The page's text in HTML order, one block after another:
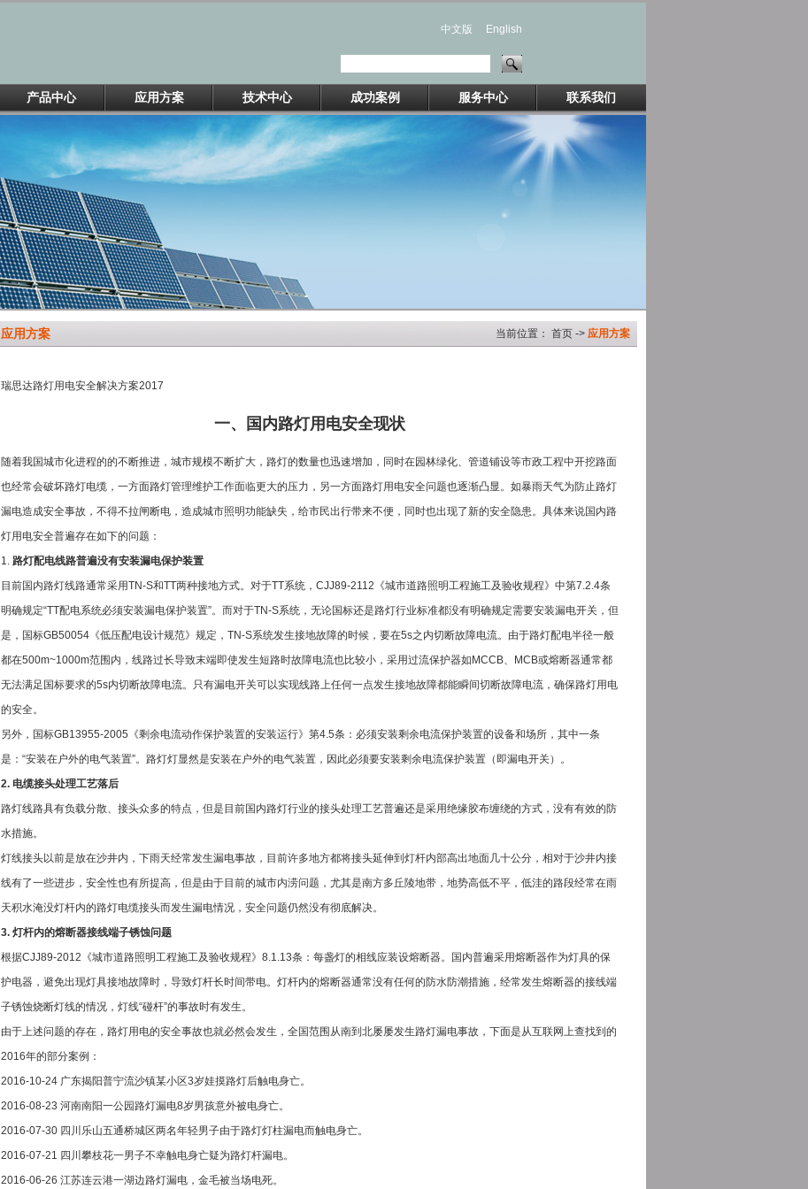
中文版 English
产品中心 应用方案 技术中心 成功案例 服务中心 联系我们
应用方案 当前位置： 首页 -> 应用方案
瑞思达路灯用电安全解决方案2017
一、国内路灯用电安全现状
随着我国城市化进程的的不断推进，城市规模不断扩大，路灯的数量也迅速增加，同时在园林绿化、管道铺设等市政工程中开挖路面
也经常会破坏路灯电缆，一方面路灯管理维护工作面临更大的压力，另一方面路灯用电安全问题也逐渐凸显。如暴雨天气为防止路灯
漏电造成安全事故，不得不拉闸断电，造成城市照明功能缺失，给市民出行带来不便，同时也出现了新的安全隐患。具体来说国内路
灯用电安全普遍存在如下的问题：
1. 路灯配电线路普遍没有安装漏电保护装置
目前国内路灯线路通常采用TN-S和TT两种接地方式。对于TT系统，CJJ89-2112《城市道路照明工程施工及验收规程》中第7.2.4条
明确规定“TT配电系统必须安装漏电保护装置”。而对于TN-S系统，无论国标还是路灯行业标准都没有明确规定需要安装漏电开关，但
是，国标GB50054《低压配电设计规范》规定，TN-S系统发生接地故障的时候，要在5s之内切断故障电流。由于路灯配电半径一般
都在500m~1000m范围内，线路过长导致末端即使发生短路时故障电流也比较小，采用过流保护器如MCCB、MCB或熔断器通常都
无法满足国标要求的5s内切断故障电流。只有漏电开关可以实现线路上任何一点发生接地故障都能瞬间切断故障电流，确保路灯用电
的安全。
另外，国标GB13955-2005《剩余电流动作保护装置的安装运行》第4.5条：必须安装剩余电流保护装置的设备和场所，其中一条
是：“安装在户外的电气装置”。路灯灯显然是安装在户外的电气装置，因此必须要安装剩余电流保护装置（即漏电开关）。
2. 电缆接头处理工艺落后
路灯线路具有负载分散、接头众多的特点，但是目前国内路灯行业的接头处理工艺普遍还是采用绝缘胶布缠绕的方式，没有有效的防
水措施。
灯线接头以前是放在沙井内，下雨天经常发生漏电事故，目前许多地方都将接头延伸到灯杆内部高出地面几十公分，相对于沙井内接
线有了一些进步，安全性也有所提高，但是由于目前的城市内涝问题，尤其是南方多丘陵地带，地势高低不平，低洼的路段经常在雨
天积水淹没灯杆内的路灯电缆接头而发生漏电情况，安全问题仍然没有彻底解决。
3. 灯杆内的熔断器接线端子锈蚀问题
根据CJJ89-2012《城市道路照明工程施工及验收规程》8.1.13条：每盏灯的相线应装设熔断器。国内普遍采用熔断器作为灯具的保
护电器，避免出现灯具接地故障时，导致灯杆长时间带电。灯杆内的熔断器通常没有任何的防水防潮措施，经常发生熔断器的接线端
子锈蚀烧断灯线的情况，灯线“碰杆”的事故时有发生。
由于上述问题的存在，路灯用电的安全事故也就必然会发生，全国范围从南到北屡屡发生路灯漏电事故，下面是从互联网上查找到的
2016年的部分案例：
2016-10-24 广东揭阳普宁流沙镇某小区3岁娃摸路灯后触电身亡。
2016-08-23 河南南阳一公园路灯漏电8岁男孩意外被电身亡。
2016-07-30 四川乐山五通桥城区两名年轻男子由于路灯灯柱漏电而触电身亡。
2016-07-21 四川攀枝花一男子不幸触电身亡疑为路灯杆漏电。
2016-06-26 江苏连云港一湖边路灯漏电，金毛被当场电死。